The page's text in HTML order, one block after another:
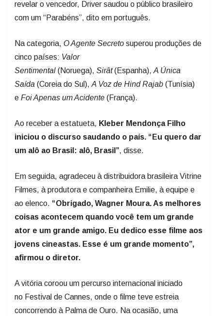
cinco países:
Valor
Sentimental(Noruega),
Saída(Coreia do Sul), A Voz de Hind Rajab(Tunísia)
eFoi Apenas um Acidente(França).
iniciou o discurso saudando o país. “Eu quero dar
um alô ao Brasil: alô, Brasil”, disse.
Filmes, à produtora e companheira Emilie, à equipe e
ao elenco.“Obrigado, Wagner Moura. As melhores
coisas acontecem quando você tem um grande
ator e um grande amigo. Eu dedico esse filme aos
jovens cineastas. Esse é um grande momento”,
afirmou o diretor.
no Festival de Cannes, onde o filme teve estreia
concorrendo à Palma de Ouro. Na ocasião, uma
apresentação de frevo tomou a Avenida Croisette e se